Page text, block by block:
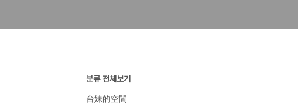
분류 전체보기
台妹的空間